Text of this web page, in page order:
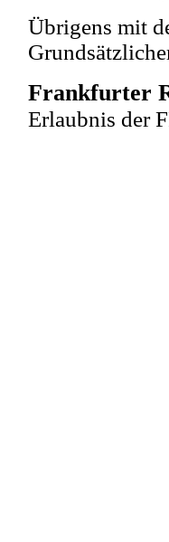
Übrigens mit
Frankfurter
Erlaubnis der